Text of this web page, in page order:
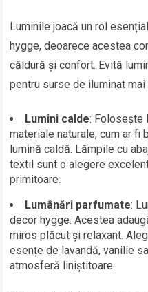
Luminile joacă un rol
hygge, deoarece acestea
căldură și confort. Evită
pentru surse de iluminat
Lumini calde: Folosește
materiale naturale, cum ar fi
lumină caldă. Lămpile cu
textil sunt o alegere
primitoare.
Lumânări parfumate:
decor hygge. Acestea
miros plăcut și relaxant.
esențe de lavandă, vanilie
atmosferă liniștitoare.